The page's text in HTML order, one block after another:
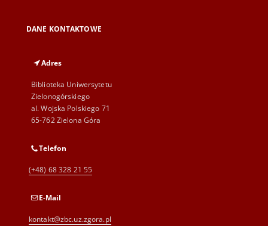
DANE KONTAKTOWE
Adres
Biblioteka Uniwersytetu
Zielonogórskiego
al. Wojska Polskiego 71
65-762 Zielona Góra
Telefon
(+48) 68 328 21 55
E-Mail
kontakt@zbc.uz.zgora.pl